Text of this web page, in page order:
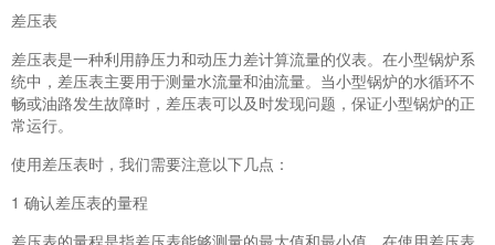
差压表
差压表是一种利用静压力和动压力差计算流量的仪表。在小型锅炉系
统中，差压表主要用于测量水流量和油流量。当小型锅炉的水循环不
畅或油路发生故障时，差压表可以及时发现问题，保证小型锅炉的正
常运行。
使用差压表时，我们需要注意以下几点：
1 确认差压表的量程
差压表的量程是指差压表能够测量的最大值和最小值。在使用差压表